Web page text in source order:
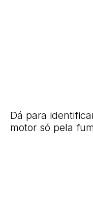
Dá para
motor só pela